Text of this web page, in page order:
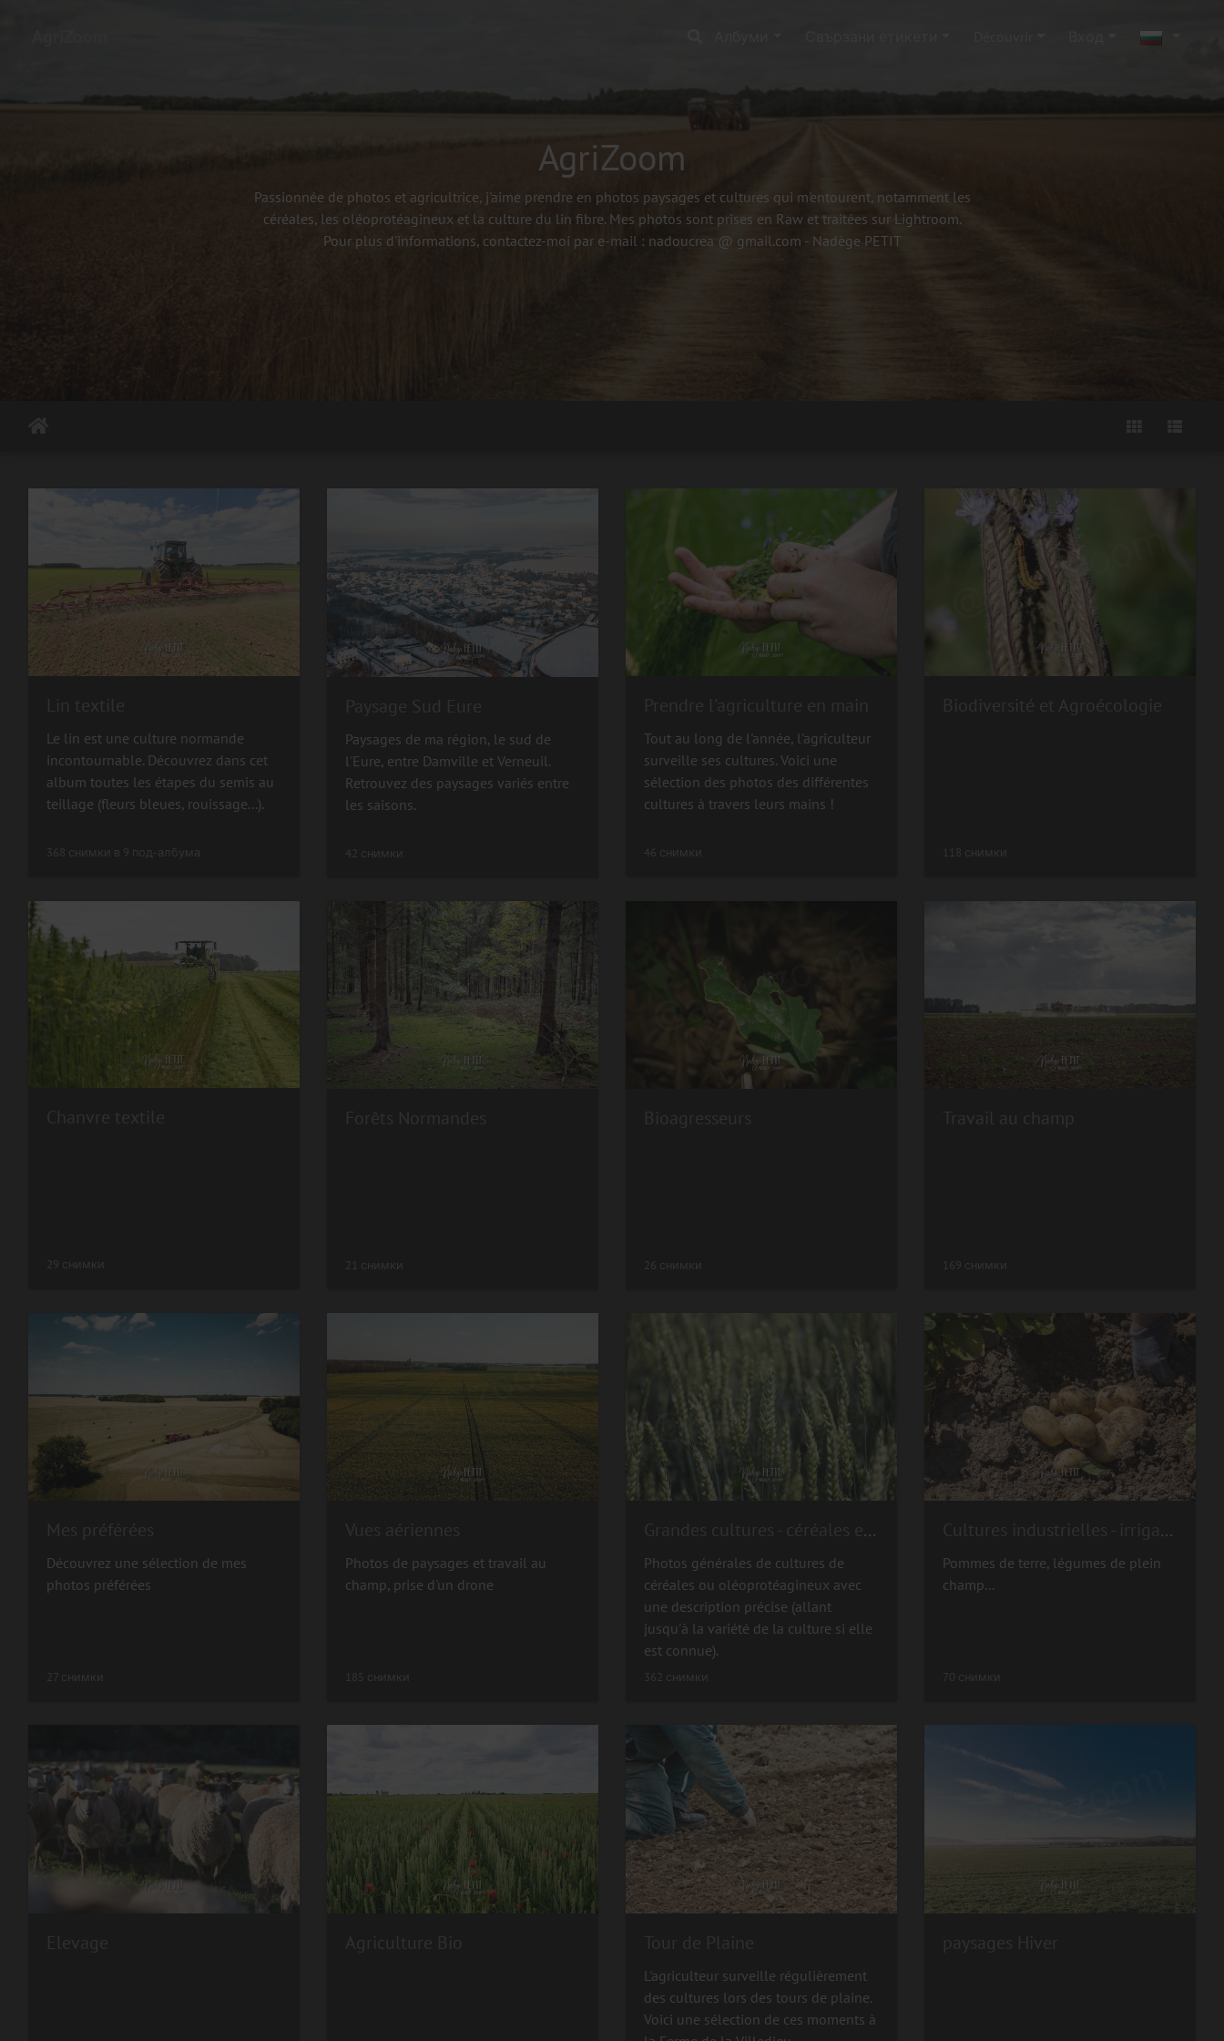
AgriZoom
Passionnée de photos et agricultrice, j'aime prendre en photos paysages et cultures qui m'entourent, notamment les
céréales, les oléoprotéagineux et la culture du lin fibre. Mes photos sont prises en Raw et traitées sur Lightroom.
Pour plus d'informations, contactez-moi par e-mail : nadoucrea @ gmail.com - Nadège PETIT
Le lin est une culture normande
incontournable. Découvrez dans cet
album toutes les étapes du semis au
teillage (fleurs bleues, rouissage...).
368 снимки в 9 под-албума
Paysages de ma région, le sud de
l'Eure, entre Damville et Verneuil.
Retrouvez des paysages variés entre
les saisons.
42 снимки
Tout au long de l'année, l'agriculteur
surveille ses cultures. Voici une
sélection des photos des différentes
cultures à travers leurs mains !
46 снимки 118 снимки
29 снимки 21 снимки 26 снимки 169 снимки
Découvrez une sélection de mes
photos préférées
27 снимки
Photos de paysages et travail au
champ, prise d'un drone
185 снимки
Grandes cultures - céréales et oléoprotéagineux
Photos générales de cultures de
céréales ou oléoprotéagineux avec
une description précise (allant
jusqu'à la variété de la culture si elle
est connue).
362 снимки
Cultures industrielles - irrigation
Pommes de terre, légumes de plein
champ...
70 снимки
L'agriculteur surveille régulièrement
des cultures lors des tours de plaine.
Voici une sélection de ces moments à